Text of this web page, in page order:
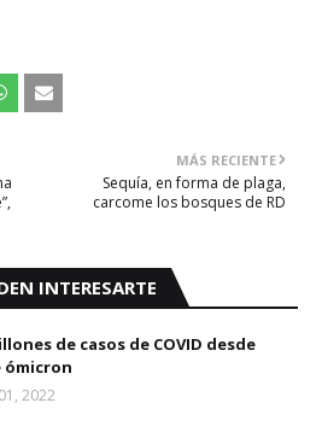
MÁS RECIENTE
Sequía, en forma de plaga,
carcome los bosques de RD
INTERESARTE
de casos de COVID desde
ómicron
2022